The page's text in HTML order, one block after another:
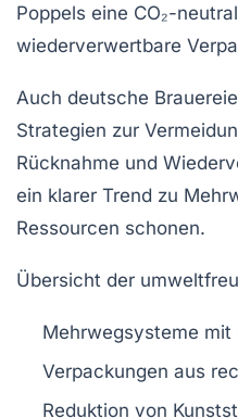
Poppels eine CO₂-
wiederverwertbare
Auch deutsche
Strategien zur
Rücknahme und
ein klarer Trend zu
Ressourcen schonen.
Übersicht der
Mehrwegsysteme mit
Verpackungen aus
Reduktion von